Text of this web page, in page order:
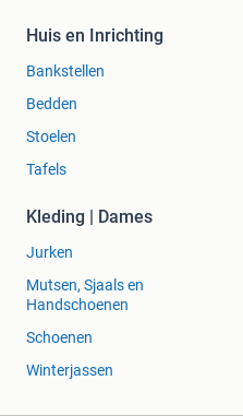
Huis en Inrichting
Bankstellen
Bedden
Stoelen
Tafels
Kleding | Dames
Jurken
Mutsen, Sjaals en
Handschoenen
Schoenen
Winterjassen